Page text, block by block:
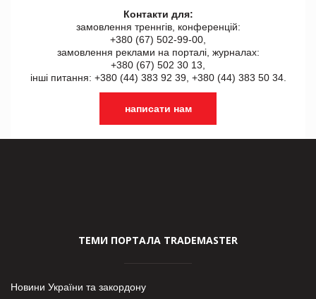
Контакти для:
замовлення треннгів, конференцій:
+380 (67) 502-99-00,
замовлення реклами на порталі, журналах:
+380 (67) 502 30 13,
інші питання: +380 (44) 383 92 39, +380 (44) 383 50 34.
написати нам
ТЕМИ ПОРТАЛА TRADEMASTER
Новини України та закордону